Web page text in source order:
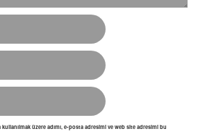
üzere adımı, e-posta adresimi ve web site adresimi bu